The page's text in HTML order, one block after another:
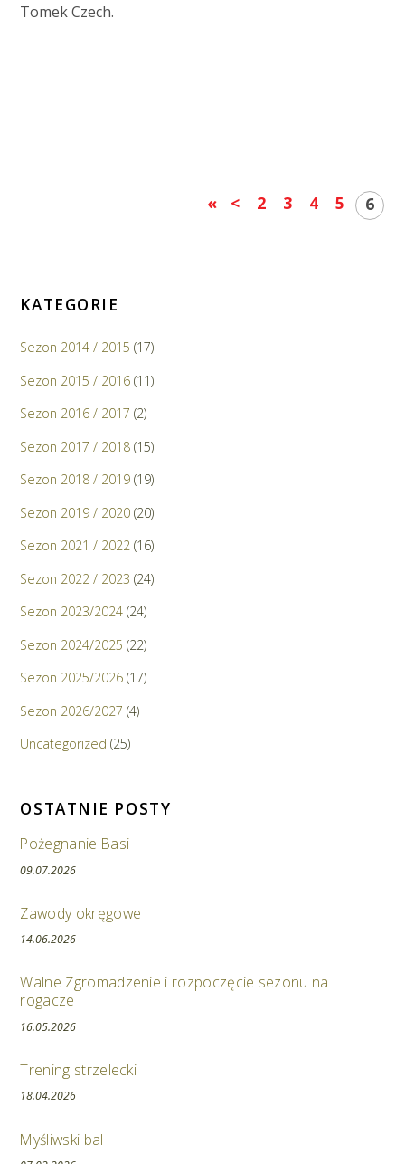
Tomek Czech.
« < 2 3 4 5 6
KATEGORIE
Sezon 2014 / 2015 (17)
Sezon 2015 / 2016 (11)
Sezon 2016 / 2017 (2)
Sezon 2017 / 2018 (15)
Sezon 2018 / 2019 (19)
Sezon 2019 / 2020 (20)
Sezon 2021 / 2022 (16)
Sezon 2022 / 2023 (24)
Sezon 2023/2024 (24)
Sezon 2024/2025 (22)
Sezon 2025/2026 (17)
Sezon 2026/2027 (4)
Uncategorized (25)
OSTATNIE POSTY
Pożegnanie Basi
09.07.2026
Zawody okręgowe
14.06.2026
Walne Zgromadzenie i rozpoczęcie sezonu na
rogacze
16.05.2026
Trening strzelecki
18.04.2026
Myśliwski bal